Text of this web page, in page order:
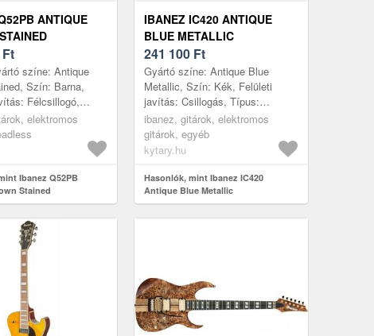
ANTIQUE
Ft
színe: Antique
Szín: Barna,
Félcsillogó,
Test: Nyatoh,
Nyak:
elektromos
Ibanez Q52PB
Stained
IBANEZ IC420 ANTIQUE
BLUE METALLIC
241 100 Ft
Gyártó színe: Antique Blue
Metallic, Szín: Kék, Felületi
javítás: Csillogás, Típus:
Iceman, Test: Okoume, Top:
Nem tartalmaz, Nyak: Okoume,
Nyak pr...
ibanez, gitárok, elektromos
gitárok, egyéb
kytary.hu
Hasonlók, mint Ibanez IC420
Antique Blue Metallic